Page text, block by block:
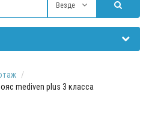
Везде
mediven plus 3 класса